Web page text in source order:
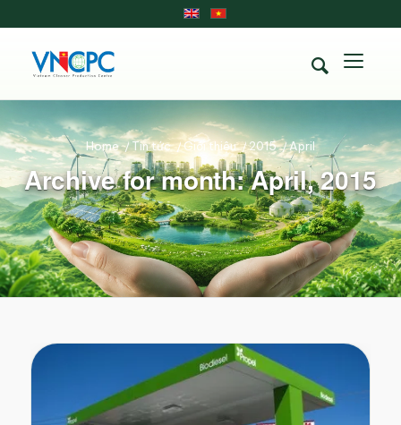
Archive for month: April, 2015
Home / Tin tức /Giới thiệu /2015 /April